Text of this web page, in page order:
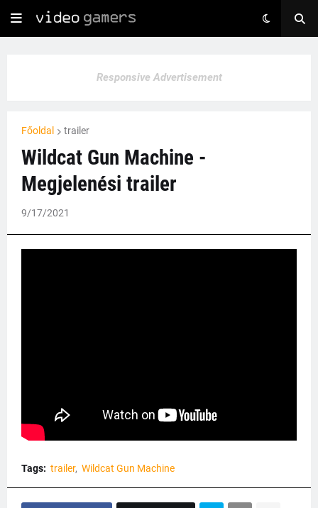
Responsive Advertisement
Főoldal trailer
Wildcat Gun Machine -
Megjelenési trailer
9/17/2021
Tags: trailer Wildcat Gun Machine